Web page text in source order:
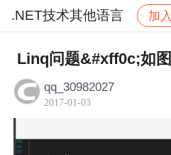
.NET技术其他语言 加入
社区 .NET技术其他语言
Linq问题&#xff0c;如图
qq_30982027
2017-01-03